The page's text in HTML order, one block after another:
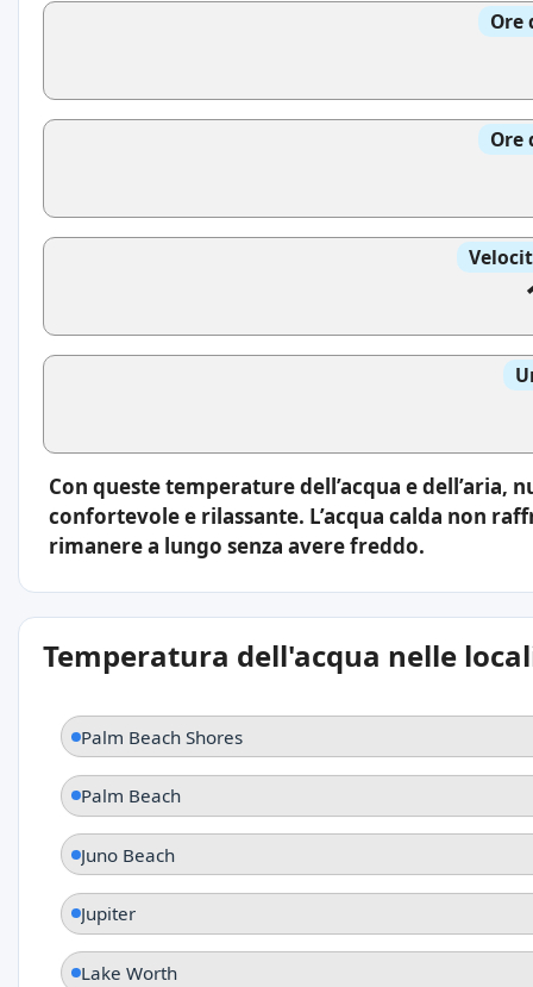
Ore
Ore
Con queste temperature dell’acqua e dell’aria,
confortevole e rilassante. L’acqua calda non
rimanere a lungo senza avere freddo.
Temperatura dell'acqua nelle
Palm Beach Shores
Palm Beach
Juno Beach
Jupiter
Lake Worth